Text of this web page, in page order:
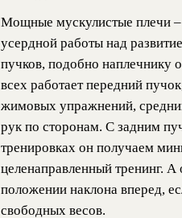
Мощные мускулистые плечи –
усердной работы над
пучков, подобно наплечнику
всех работает передний
жимовых упражнений,
рук по сторонам. С задним
тренировках он получаем
целенаправленный тренинг.
положении наклона вперед,
свободных весов.